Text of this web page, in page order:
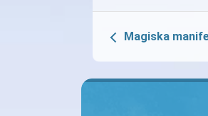
Magiska